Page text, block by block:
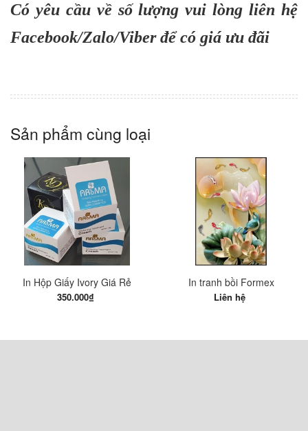
Có yêu cầu về số lượng vui lòng liên hệ
Facebook/Zalo/Viber để có giá ưu đãi
Sản phẩm cùng loại
In Hộp Giấy Ivory Giá Rẻ
350.000₫
In tranh bồi Formex
Liên hệ